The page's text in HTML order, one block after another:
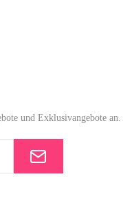
und Exklusivangebote an.